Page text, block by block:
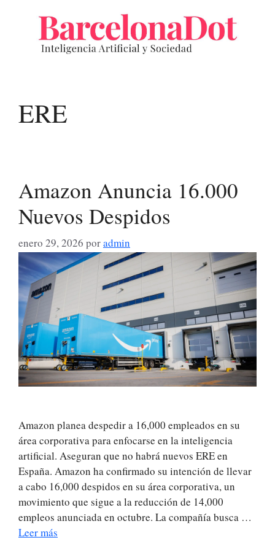
contenido
ERE
Amazon Anuncia 16.000
Nuevos Despidos
enero 29, 2026 poradmin
Amazon planea despedir a 16,000 empleados en su
área corporativa para enfocarse en la inteligencia
artificial. Aseguran que no habrá nuevos ERE en
España. Amazon ha confirmado su intención de llevar
a cabo 16,000 despidos en su área corporativa, un
movimiento que sigue a la reducción de 14,000
empleos anunciada en octubre. La compañía busca …
Leer más